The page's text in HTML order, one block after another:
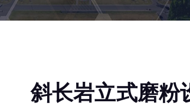
斜长岩立式磨粉